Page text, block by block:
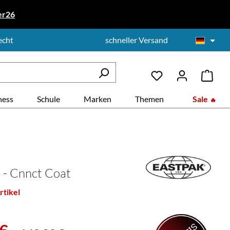
schneller Versand
Schule Marken Themen Sale
Cnnct Coat